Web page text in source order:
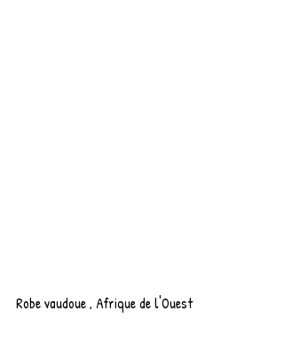
Robe vaudoue , Afrique de l'Ouest